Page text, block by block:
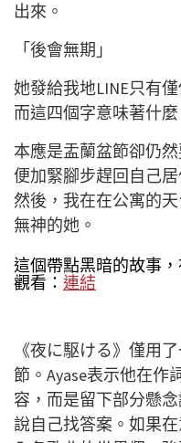
出來。
「後會無期」
她發給我地LINE只有
而這四個字意味著什
本應是盂蘭盆節卻仍
便加緊腳步趕回自己居
然後，我在在公寓的
無神的她。
這個帶點黑暗的故事
觀看： 連結
《夜に駆ける》僅用
節。Ayase表示他在作
容，而是留下部分懸
說自己找答案。如果